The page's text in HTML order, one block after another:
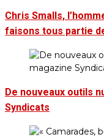
Chris Smalls,
faisons tous partie
De nouveaux outils
Syndicats